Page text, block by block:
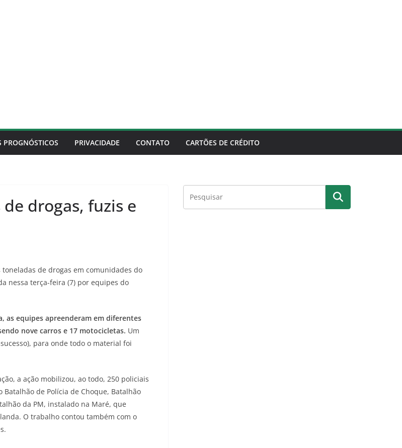
PROGNÓSTICOS PRIVACIDADE CONTATO CARTÕES DE CRÉDITO
drogas, fuzis e
de drogas em comunidades do
nessa terça-feira (7) por equipes do
as equipes apreenderam em diferentes
nove carros e 17 motocicletas. Um
para onde todo o material foi
a ação mobilizou, ao todo, 250 policiais
Batalhão de Polícia de Choque, Batalhão
da PM, instalado na Maré, que
O trabalho contou também com o